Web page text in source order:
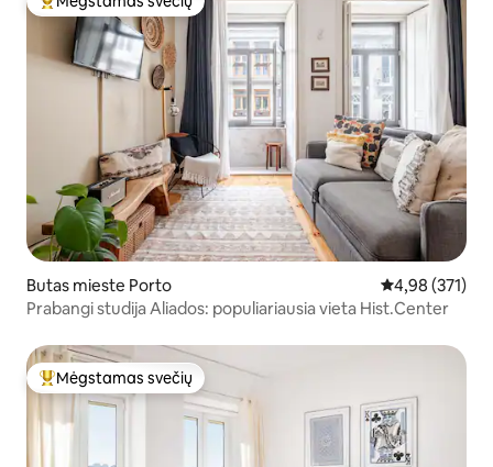
Svečių mėgstamiausias
Butas mieste Porto Vidutinis
4,98 (371)
Prabangi studija Aliados: populiariausia vieta Hist.Center
Svečių mėgstamiausias
Mėgstamas svečių